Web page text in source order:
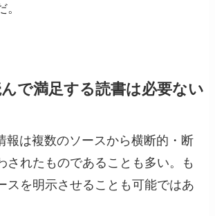
で満足する読書は必要ない
報は複数のソースから横断的・断
されたものであることも多い。も
スを明示させることも可能ではあ